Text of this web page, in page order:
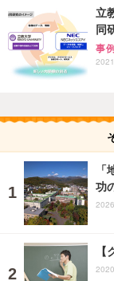
立
同
事例
「
功
【